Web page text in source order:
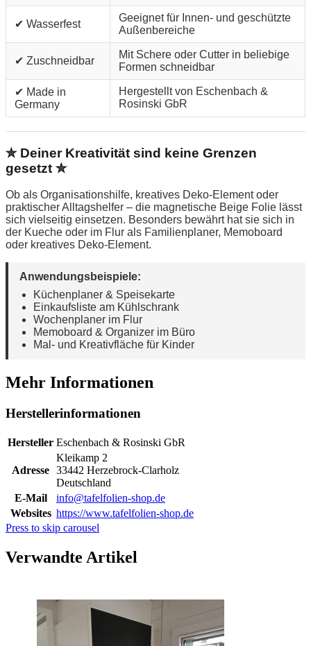
✔ Wasserfest
Geeignet für Innen- und geschützte
Außenbereiche
✔ Zuschneidbar
Mit Schere oder Cutter in beliebige
Formen schneidbar
✔ Made in
Germany
Hergestellt von Eschenbach &
Rosinski GbR
✮ Deiner Kreativität sind keine Grenzen
gesetzt ✮
Ob als Organisationshilfe, kreatives Deko-Element oder
praktischer Alltagshelfer – die magnetische Beige Folie lässt
sich vielseitig einsetzen. Besonders bewährt hat sie sich in
der Kueche oder im Flur als Familienplaner, Memoboard
oder kreatives Deko-Element.
Anwendungsbeispiele:
Küchenplaner & Speisekarte
Einkaufsliste am Kühlschrank
Wochenplaner im Flur
Memoboard & Organizer im Büro
Mal- und Kreativfläche für Kinder
Mehr Informationen
Herstellerinformationen
Hersteller Eschenbach & Rosinski GbR
Adresse
Kleikamp 2
33442 Herzebrock-Clarholz
Deutschland
E-Mail
info@tafelfolien-shop.de
Websites https://www.tafelfolien-shop.de
Press to skip carousel
Verwandte Artikel